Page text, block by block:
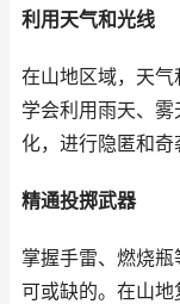
利用天气和光线
在山地区域，天
学会利用雨天、
化，进行隐匿和奇
精通投掷武器
掌握手雷、燃烧
可或缺的。在山